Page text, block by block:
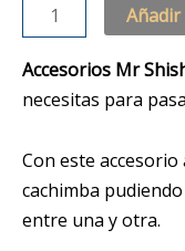
Accesorios Mr
necesitas para
Con este
cachimba
entre una y otra.